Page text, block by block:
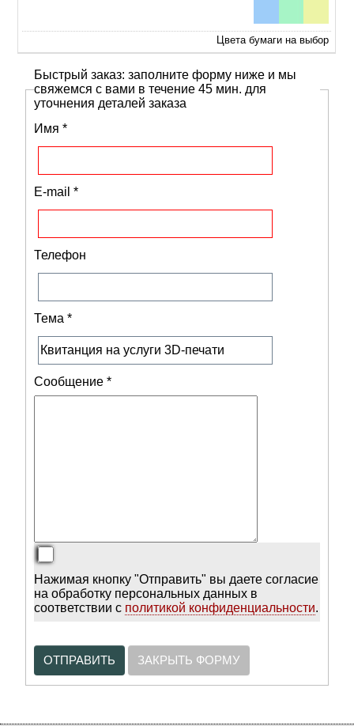
Цвета бумаги на выбор
Быстрый заказ: заполните форму ниже и мы
свяжемся с вами в течение 45 мин. для
уточнения деталей заказа
Имя *
E-mail *
Телефон
Тема *
Сообщение *
Нажимая кнопку "Отправить" вы даете согласие
на обработку персональных данных в
соответствии с политикой конфиденциальности.
ОТПРАВИТЬ ЗАКРЫТЬ ФОРМУ